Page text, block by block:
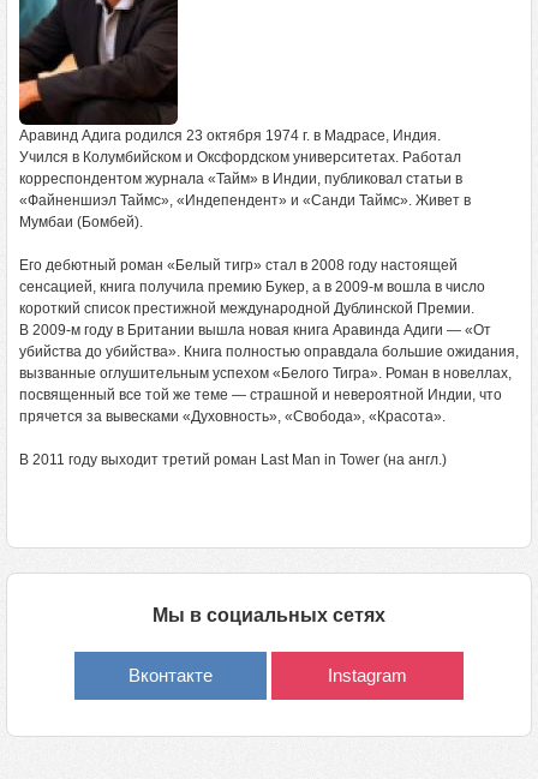
Аравинд Адига родился 23 октября 1974 г. в Мадрасе, Индия.
Учился в Колумбийском и Оксфордском университетах. Работал
корреспондентом журнала «Тайм» в Индии, публиковал статьи в
«Файненшиэл Таймс», «Индепендент» и «Санди Таймс». Живет в
Мумбаи (Бомбей).
Его дебютный роман «Белый тигр» стал в 2008 году настоящей
сенсацией, книга получила премию Букер, а в 2009-м вошла в число
короткий список престижной международной Дублинской Премии.
В 2009-м году в Британии вышла новая книга Аравинда Адиги — «От
убийства до убийства». Книга полностью оправдала большие ожидания,
вызванные оглушительным успехом «Белого Тигра». Роман в новеллах,
посвященный все той же теме — страшной и невероятной Индии, что
прячется за вывесками «Духовность», «Свобода», «Красота».
В 2011 году выходит третий роман Last Man in Tower (на англ.)
Мы в социальных сетях
Вконтакте Instagram